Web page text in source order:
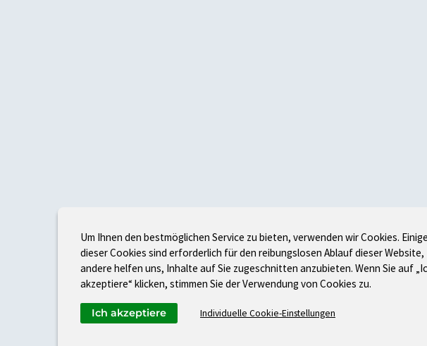
Um Ihnen den bestmöglichen Service zu bieten, verwenden wir Cookies.
dieser Cookies sind erforderlich für den reibungslosen Ablauf dieser Website,
andere helfen uns, Inhalte auf Sie zugeschnitten anzubieten. Wenn Sie auf
akzeptiere“ klicken, stimmen Sie der Verwendung von Cookies zu.
Individuelle Cookie-Einstellungen
Ich akzeptiere